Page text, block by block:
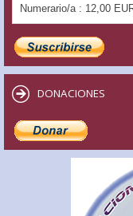
DONACIONES